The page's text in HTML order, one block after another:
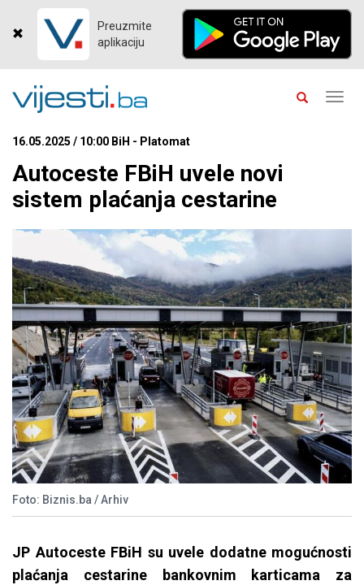
Preuzmite
aplikaciju
16.05.2025 / 10:00 BiH - Platomat
Autoceste FBiH uvele novi
sistem plaćanja cestarine
Foto: Biznis.ba / Arhiv
JP Autoceste FBiH su uvele dodatne mogućnosti
plaćanja cestarine bankovnim karticama za